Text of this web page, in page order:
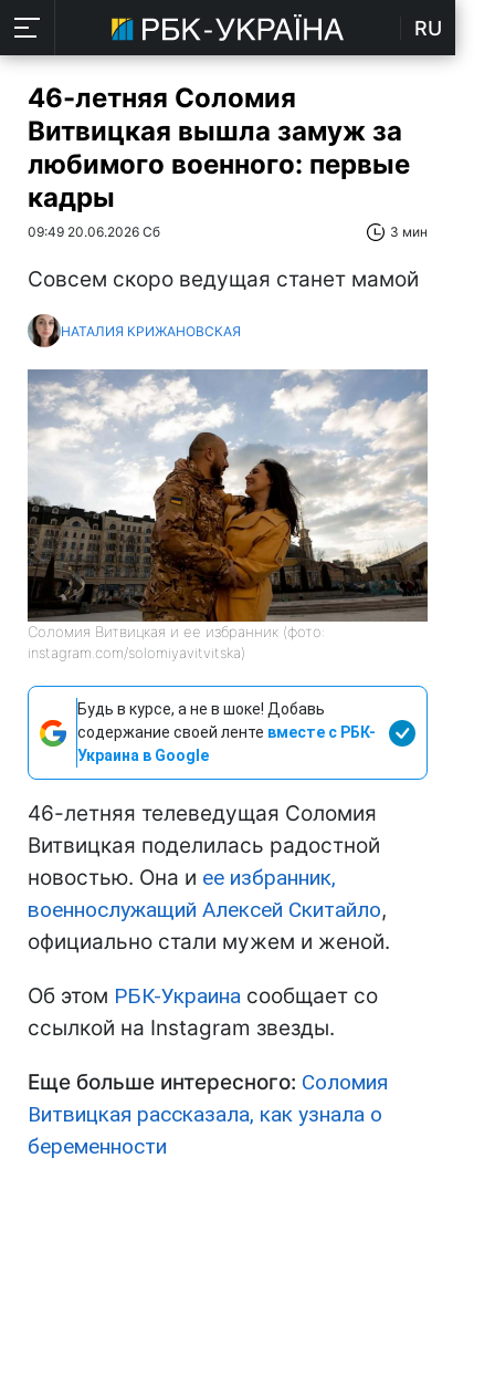
RU
46-летняя Соломия
Витвицкая вышла замуж за
любимого военного: первые
кадры
09:49 20.06.2026 Сб 3 мин
Совсем скоро ведущая станет мамой
НАТАЛИЯ КРИЖАНОВСКАЯ
Соломия Витвицкая и ее избранник (фото:
instagram.com/solomiyavitvitska)
Будь в курсе, а не в шоке! Добавь
содержание своей ленте вместе с РБК-
Украина в Google
46-летняя телеведущая Соломия
Витвицкая поделилась радостной
новостью. Она и ее избранник,
военнослужащий Алексей Скитайло,
официально стали мужем и женой.
Об этом РБК-Украина сообщает со
ссылкой на Instagram звезды.
Еще больше интересного: Соломия
Витвицкая рассказала, как узнала о
беременности